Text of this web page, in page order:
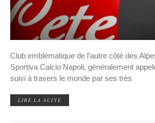
Club emblématique de l’autre côté des
Sportiva Calcio Napoli, généralement
suivi à travers le monde par ses très
LIRE LA SUITE